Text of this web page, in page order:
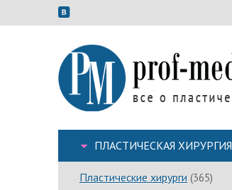
ПЛАСТИЧЕСКАЯ ХИРУРГИЯ
Пластические хирурги (365)